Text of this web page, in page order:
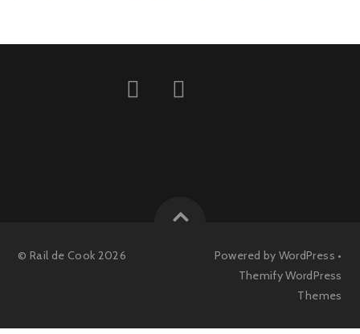
©Rail de Cook 2026 Powered by WordPress •
Themify WordPress
Themes